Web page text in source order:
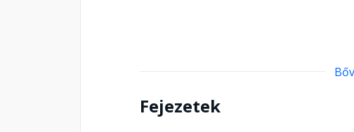
Fejezetek